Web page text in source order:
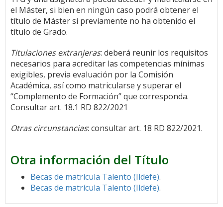
el Máster, si bien en ningún caso podrá obtener el
título de Máster si previamente no ha obtenido el
título de Grado.
Titulaciones extranjeras: deberá reunir los requisitos
necesarios para acreditar las competencias mínimas
exigibles, previa evaluación por la Comisión
Académica, así como matricularse y superar el
“Complemento de Formación” que corresponda.
Consultar art. 18.1 RD 822/2021
Otras circunstancias: consultar art. 18 RD 822/2021.
Otra información del Título
Becas de matrícula Talento (Ildefe).
Becas de matrícula Talento (Ildefe).